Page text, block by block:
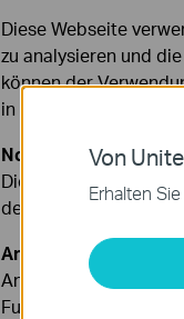
Von
Erhalten
Diese Webseite
zu analysieren und
können der
in unseren
Notwendige Cookies
Diese Cookies sind
deaktiviert werden.
Analyse- und
Analyse-Cookies
Funktionsweise